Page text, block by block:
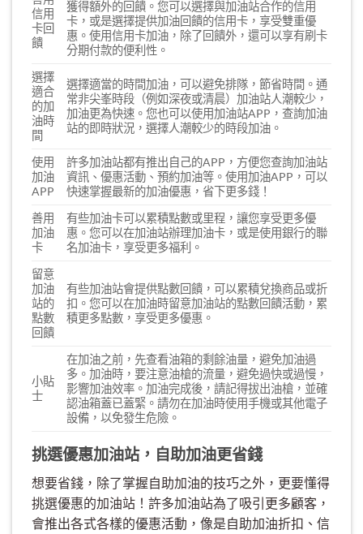
信用
卡回
饋
獲得額外的回饋。您可以選擇與加油站合作的信用
卡，或是選擇提供加油回饋的信用卡，享受雙重優
惠。使用信用卡加油，除了回饋外，還可以享有刷卡
分期付款的便利性。
選擇
適合
的加
油時
間
選擇適當的時間加油，可以避免排隊，節省時間。通
常非尖峯時段（例如深夜或清晨）加油站人潮較少，
加油更為快速。您也可以使用加油站APP，查詢加油
站的即時狀況，選擇人潮較少的時段加油。
使用
加油
APP
許多加油站都有推出自己的APP，方便您查詢加油站
資訊、優惠活動、預約加油等。使用加油APP，可以
快速掌握最新的加油優惠，省下更多錢！
善用
加油
卡
有些加油卡可以累積點數或里程，讓您享受更多優
惠。您可以在加油站辦理加油卡，或是使用銀行的聯
名加油卡，享受更多福利。
留意
加油
站的
點數
回饋
有些加油站會提供點數回饋，可以累積兌換商品或折
扣。您可以在加油時留意加油站的點數回饋活動，累
積更多點數，享受更多優惠。
小貼
士
在加油之前，先查看油箱的剩餘油量，避免加油過
多。加油時，要注意油槍的流量，避免過快或過慢，
影響加油效率。加油完成後，請記得拔出油槍，並確
認油箱蓋已蓋緊。請勿在加油時使用手機或其他電子
設備，以免發生危險。
挑選優惠加油站，自助加油更省錢
想要省錢，除了掌握自助加油的技巧之外，更要懂得
挑選優惠的加油站！許多加油站為了吸引更多顧客，
會推出各式各樣的優惠活動，像是自助加油折扣、信